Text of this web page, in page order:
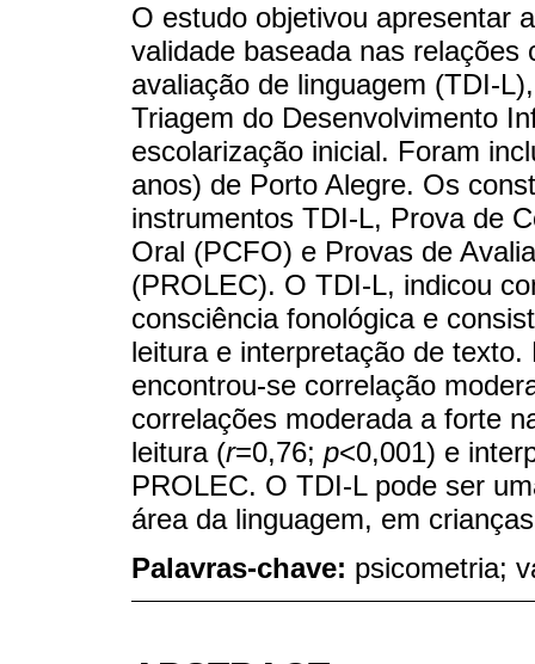
O estudo objetivou apresentar
validade baseada nas
avaliação de linguagem (TDI-
Triagem do Desenvolvimento
escolarização inicial. Foram
anos) de Porto Alegre. Os
instrumentos TDI-L, Prova de
Oral (PCFO) e Provas de
(PROLEC). O TDI-L, indicou
consciência fonológica e
leitura e interpretação de
encontrou-se correlação
correlações moderada a forte
leitura (r=0,76; p<0,001) e
PROLEC. O TDI-L pode ser
área da linguagem, em
Palavras-chave: psicometria;